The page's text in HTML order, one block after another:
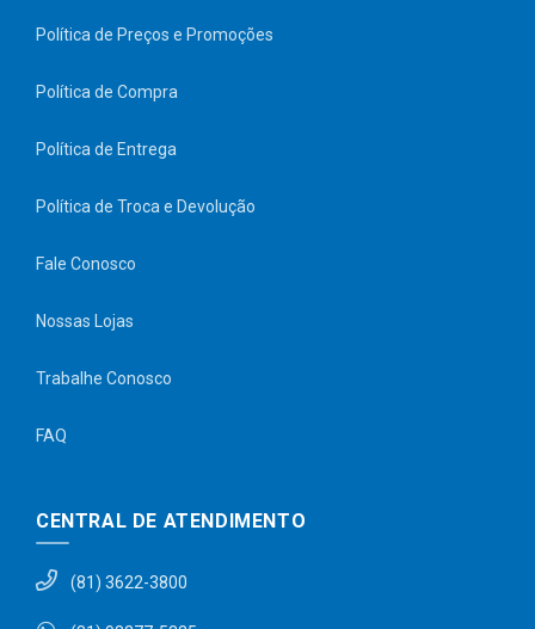
Política de Preços e Promoções
Política de Compra
Política de Entrega
Política de Troca e Devolução
Fale Conosco
Nossas Lojas
Trabalhe Conosco
FAQ
CENTRAL DE ATENDIMENTO
(81) 3622-3800